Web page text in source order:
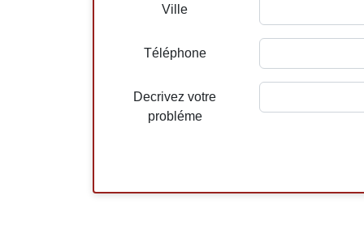
Ville
Téléphone
Decrivez votre
probléme